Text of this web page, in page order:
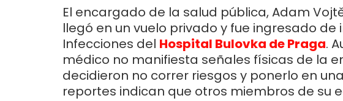
El encargado de la salud pública, Adam
llegó en un vuelo privado y fue ingresado
Infecciones del Hospital Bulovka de Praga.
médico no manifiesta señales físicas de la
decidieron no correr riesgos y ponerlo en
reportes indican que otros miembros de su